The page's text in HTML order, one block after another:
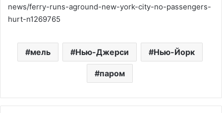
news/ferry-runs-aground-new-york-city-no-passengers-
hurt-n1269765
мель Нью-Джерси Нью-Йорк
паром